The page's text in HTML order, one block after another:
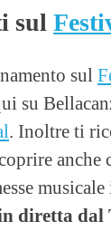
sul
sul
su
. Inoltre ti
anche
diretta dal